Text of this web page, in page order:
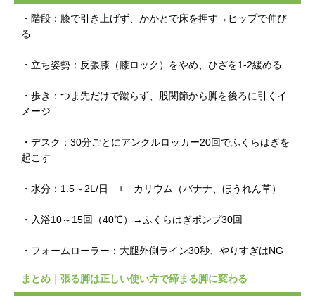
・階段：膝で引き上げず、かかとで床を押す→ヒップで伸び
る
・立ち姿勢：反張膝（膝ロック）をやめ、ひざを1-2緩める
・歩き：つま先だけで蹴らず、股関節から脚を後ろに引くイ
メージ
・デスク：30分ごとにアンクルロッカー20回でふくらはぎを
起こす
・水分：1.5～2L/日 + カリウム（バナナ、ほうれん草）
・入浴10～15回（40℃）→ふくらはぎポンプ30回
・フォームローラー：大腿外側ライン30秒、やりすぎはNG
まとめ｜張る脚は正しい使い方で締まる脚に変わる